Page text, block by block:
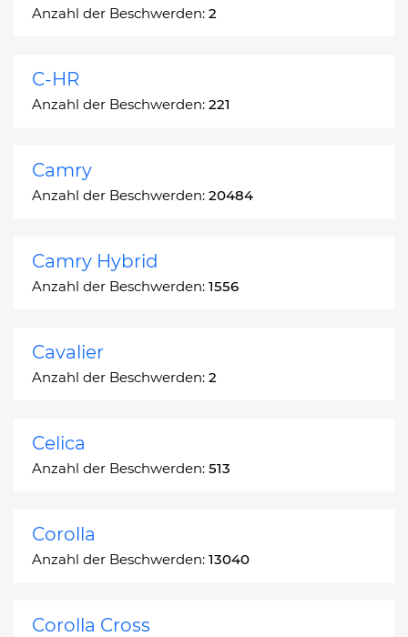
Anzahl der Beschwerden: 2
C-HR
Anzahl der Beschwerden: 221
Camry
Anzahl der Beschwerden: 20484
Camry Hybrid
Anzahl der Beschwerden: 1556
Cavalier
Anzahl der Beschwerden: 2
Celica
Anzahl der Beschwerden: 513
Corolla
Anzahl der Beschwerden: 13040
Corolla Cross